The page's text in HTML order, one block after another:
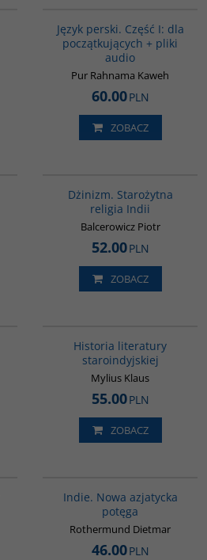
Język perski. Część I: dla
początkujących + pliki
audio
Pur Rahnama Kaweh
60.00PLN
ZOBACZ
Dżinizm. Starożytna
religia Indii
Balcerowicz Piotr
52.00PLN
ZOBACZ
Historia literatury
staroindyjskiej
Mylius Klaus
55.00PLN
ZOBACZ
Indie. Nowa azjatycka
potęga
Rothermund Dietmar
46.00PLN